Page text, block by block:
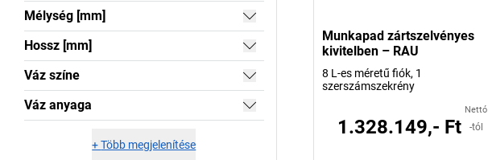
Mélység [mm]
Hossz [mm]
Váz színe
Váz anyaga
+Több megjelenítése
Munkapad zártszelvényes
kivitelben – RAU
8 L-es méretű fiók, 1
szerszámszekrény
Nettó
1.328.149,- Ft -tól